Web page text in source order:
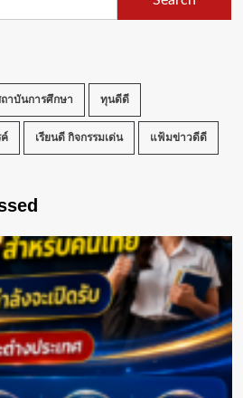
าบันการศึกษา ทุนดีดี
ค์ เรียนดี กิจกรรมเด่น แฟ้มข่าวดีดี